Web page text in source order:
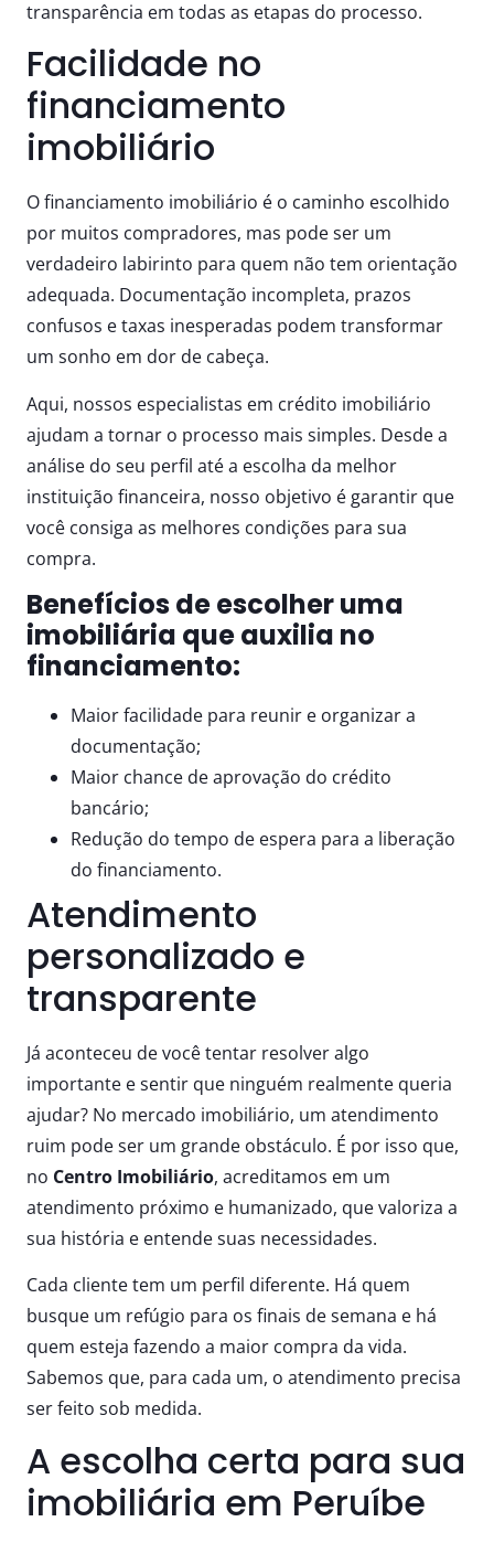
transparência em todas as etapas do processo.
Facilidade no
financiamento
imobiliário
O financiamento imobiliário é o caminho escolhido
por muitos compradores, mas pode ser um
verdadeiro labirinto para quem não tem orientação
adequada. Documentação incompleta, prazos
confusos e taxas inesperadas podem transformar
um sonho em dor de cabeça.
Aqui, nossos especialistas em crédito imobiliário
ajudam a tornar o processo mais simples. Desde a
análise do seu perfil até a escolha da melhor
instituição financeira, nosso objetivo é garantir que
você consiga as melhores condições para sua
compra.
Benefícios de escolher uma
imobiliária que auxilia no
financiamento:
Maior facilidade para reunir e organizar a
documentação;
Maior chance de aprovação do crédito
bancário;
Redução do tempo de espera para a liberação
do financiamento.
Atendimento
personalizado e
transparente
Já aconteceu de você tentar resolver algo
importante e sentir que ninguém realmente queria
ajudar? No mercado imobiliário, um atendimento
ruim pode ser um grande obstáculo. É por isso que,
no Centro Imobiliário, acreditamos em um
atendimento próximo e humanizado, que valoriza a
sua história e entende suas necessidades.
Cada cliente tem um perfil diferente. Há quem
busque um refúgio para os finais de semana e há
quem esteja fazendo a maior compra da vida.
Sabemos que, para cada um, o atendimento precisa
ser feito sob medida.
A escolha certa para sua
imobiliária em Peruíbe